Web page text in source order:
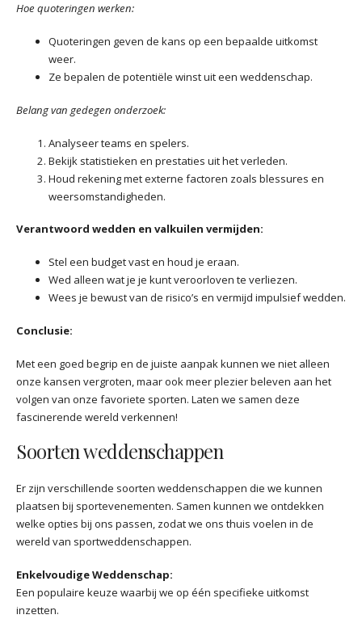
Hoe quoteringen werken:
Quoteringen geven de kans op een bepaalde uitkomst
weer.
Ze bepalen de potentiële winst uit een weddenschap.
Belang van gedegen onderzoek:
Analyseer teams en spelers.
Bekijk statistieken en prestaties uit het verleden.
Houd rekening met externe factoren zoals blessures en
weersomstandigheden.
Verantwoord wedden en valkuilen vermijden:
Stel een budget vast en houd je eraan.
Wed alleen wat je je kunt veroorloven te verliezen.
Wees je bewust van de risico’s en vermijd impulsief wedden.
Conclusie:
Met een goed begrip en de juiste aanpak kunnen we niet alleen
onze kansen vergroten, maar ook meer plezier beleven aan het
volgen van onze favoriete sporten. Laten we samen deze
fascinerende wereld verkennen!
Soorten weddenschappen
Er zijn verschillende soorten weddenschappen die we kunnen
plaatsen bij sportevenementen. Samen kunnen we ontdekken
welke opties bij ons passen, zodat we ons thuis voelen in de
wereld van sportweddenschappen.
Enkelvoudige Weddenschap:
Een populaire keuze waarbij we op één specifieke uitkomst
inzetten.